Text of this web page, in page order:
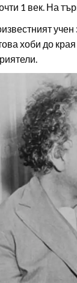
1 век. На
хоби до